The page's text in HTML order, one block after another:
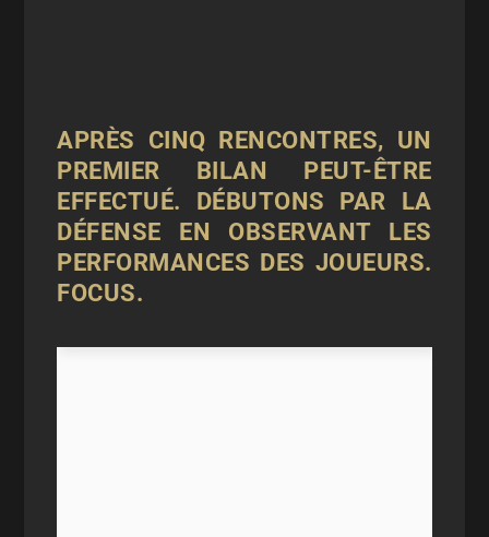
APRÈS CINQ RENCONTRES, UN
PREMIER BILAN PEUT-ÊTRE
EFFECTUÉ. DÉBUTONS PAR LA
DÉFENSE EN OBSERVANT LES
PERFORMANCES DES JOUEURS.
FOCUS.